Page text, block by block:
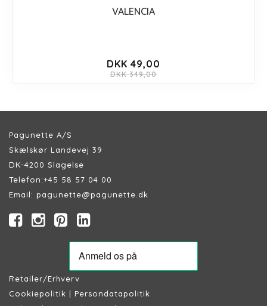
VALENCIA
DKK 49,00
DKK 349,00
Pagunette A/S
Skælskør Landevej 39
DK-4200 Slagelse
Telefon:+45 58 57 04 00
Email: pagunette@pagunette.dk
Retailer/Erhverv
Cookiepolitik | Persondatapolitik